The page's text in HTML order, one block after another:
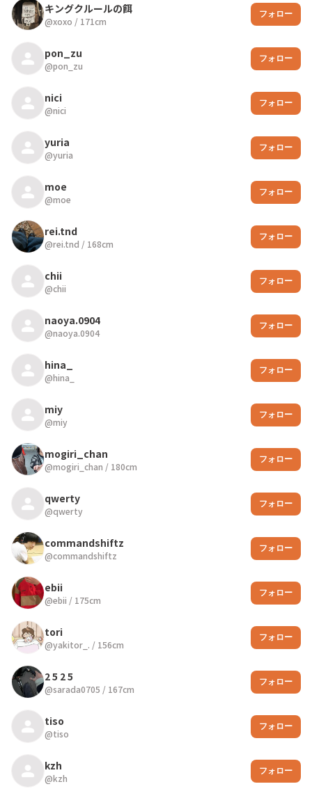
キングクルールの餌
@xoxo / 171cm
フォロー
pon_zu
@pon_zu
フォロー
nici
@nici
フォロー
yuria
@yuria
フォロー
moe
@moe
フォロー
rei.tnd
@rei.tnd / 168cm
フォロー
chii
@chii
フォロー
naoya.0904
@naoya.0904
フォロー
hina_
@hina_
フォロー
miy
@miy
フォロー
mogiri_chan
@mogiri_chan / 180cm
フォロー
qwerty
@qwerty
フォロー
commandshiftz
@commandshiftz
フォロー
ebii
@ebii / 175cm
フォロー
tori
@yakitor_. / 156cm
フォロー
2 5 2 5
@sarada0705 / 167cm
フォロー
tiso
@tiso
フォロー
kzh
@kzh
フォロー